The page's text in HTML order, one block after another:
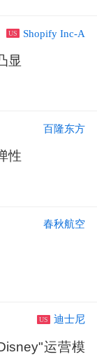
US Shopify Inc-A
显
百隆东方
性
春秋航空
US 迪士尼
运营模